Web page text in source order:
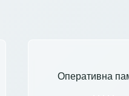
Оперативна